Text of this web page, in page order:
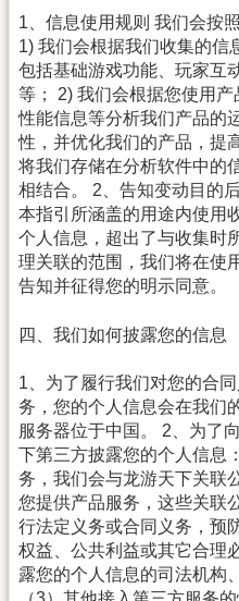
1、信息使用规则 我们会按
1) 我们会根据我们收集的信
包括基础游戏功能、玩家互
等； 2) 我们会根据您使用产
性能信息等分析我们产品的
性，并优化我们的产品，提
将我们存储在分析软件中的
相结合。 2、告知变动目的
本指引所涵盖的用途内使用
个人信息，超出了与收集时
理关联的范围，我们将在使
告知并征得您的明示同意。
四、我们如何披露您的信息
1、为了履行我们对您的合
务，您的个人信息会在我们
服务器位于中国。 2、为了
下第三方披露您的个人信息
务，我们会与龙游天下关联
您提供产品服务，这些关联
行法定义务或合同义务，预
权益、公共利益或其它合理
露您的个人信息的司法机构